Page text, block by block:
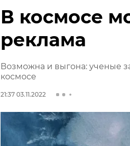
В космосе
реклама
Возможна и выгона: ученые
космосе
21:37 03.11.2022